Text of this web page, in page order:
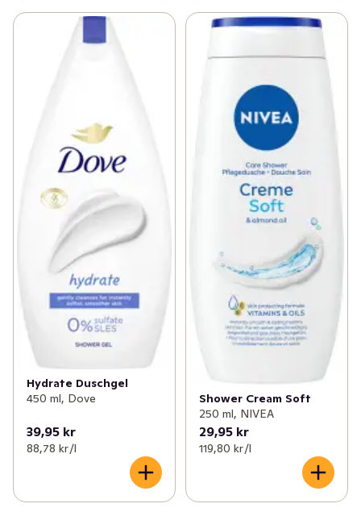
Hydrate Duschgel
450 ml, Dove
39,95 kr
88,78 kr /l
Shower Cream Soft
250 ml, NIVEA
29,95 kr
119,80 kr /l